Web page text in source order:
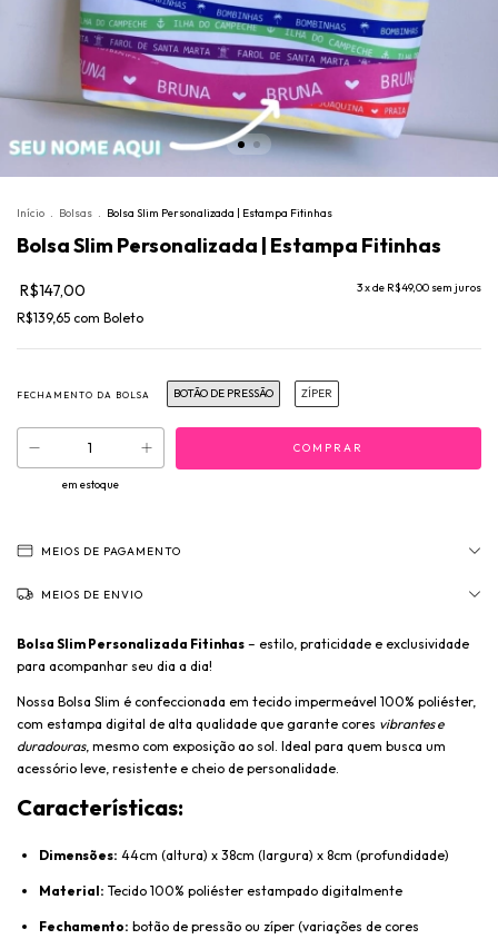
Início . Bolsas . Bolsa Slim Personalizada | Estampa Fitinhas
Bolsa Slim Personalizada | Estampa Fitinhas
R$147,00 3x de R$49,00 sem juros
R$139,65 com Boleto
FECHAMENTO DA BOLSA BOTÃO DE PRESSÃO ZÍPER
em estoque
MEIOS DE PAGAMENTO
MEIOS DE ENVIO
Bolsa Slim Personalizada Fitinhas – estilo, praticidade e exclusividade
para acompanhar seu dia a dia!
Nossa Bolsa Slim é confeccionada em tecido impermeável 100% poliéster,
com estampa digital de alta qualidade que garante cores vibrantes e
duradouras, mesmo com exposição ao sol. Ideal para quem busca um
acessório leve, resistente e cheio de personalidade.
Características:
Dimensões: 44cm (altura) x 38cm (largura) x 8cm (profundidade)
Material: Tecido 100% poliéster estampado digitalmente
Fechamento: botão de pressão ou zíper (variações de cores